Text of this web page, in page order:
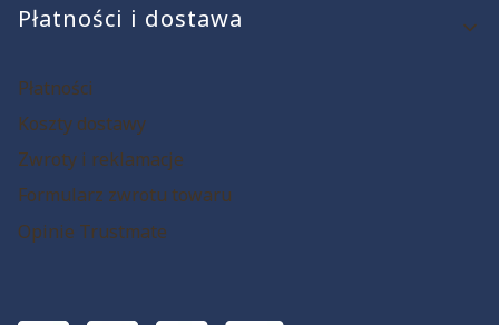
Płatności i dostawa
Płatności
Koszty dostawy
Zwroty i reklamacje
Formularz zwrotu towaru
Opinie Trustmate